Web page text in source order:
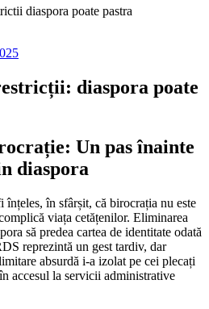
diaspora poate
Un pas înainte
diaspora
în sfârșit, că birocrația nu este
viața cetățenilor. Eliminarea
să predea cartea de identitate odată
reprezintă un gest tardiv, dar
absurdă i-a izolat pe cei plecați
accesul la servicii administrative